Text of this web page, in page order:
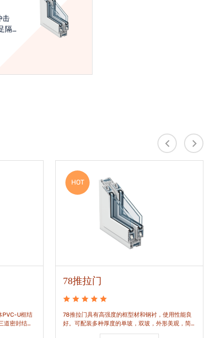
击
隔
PVC-U框结
道密封结
HOT
78推拉门
78推拉门具有高强度的框型材和钢衬，使用性能良
好。可配装多种厚度的单玻，双玻，外形美观，简